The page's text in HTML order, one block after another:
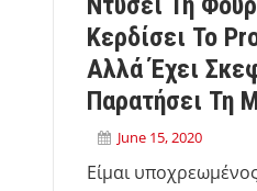
Κερδίσει Το
Αλλά Έχει
Παρατήσει Τη
June 15, 2020
Είμαι